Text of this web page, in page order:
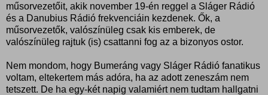
műsorvezetőit, akik november 19-én reggel a Sláger Rádió
és a Danubius Rádió frekvenciáin kezdenek. Ők, a
műsorvezetők, valószínüleg csak kis emberek, de
valószínüleg rajtuk (is) csattanni fog az a bizonyos ostor.
Nem mondom, hogy Bumeráng vagy Sláger Rádió fanatikus
voltam, eltekertem más adóra, ha az adott zeneszám nem
tetszett. De ha egy-két napig valamiért nem tudtam hallgatni